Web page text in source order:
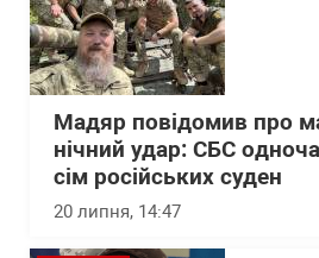
Мадяр повідомив про
нічний удар: СБС
сім російських суден
20 липня, 14:47